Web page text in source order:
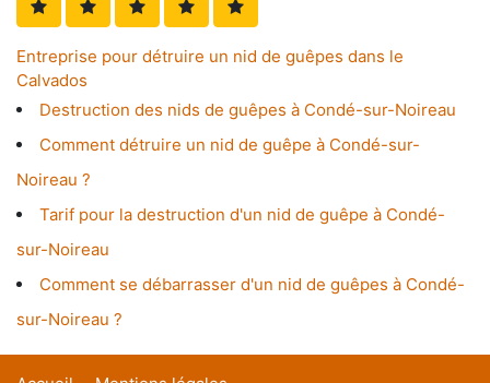
Entreprise pour détruire un nid de guêpes dans le
Calvados
Destruction des nids de guêpes à Condé-sur-Noireau
Comment détruire un nid de guêpe à Condé-sur-
Noireau ?
Tarif pour la destruction d'un nid de guêpe à Condé-
sur-Noireau
Comment se débarrasser d'un nid de guêpes à Condé-
sur-Noireau ?